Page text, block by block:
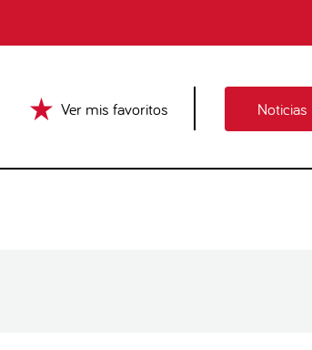
Ver mis favoritos Noticias